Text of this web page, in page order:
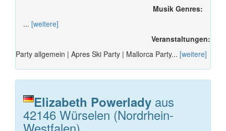
Musik Genres:
... [weitere]
Veranstaltungen:
Party allgemein | Apres Ski Party | Mallorca Party... [weitere]
Elizabeth Powerlady aus
42146 Würselen (Nordrhein-